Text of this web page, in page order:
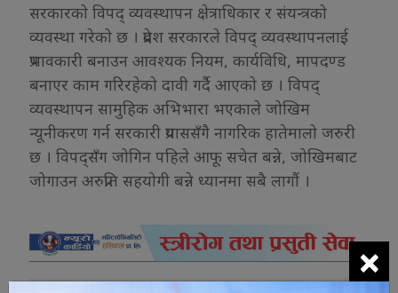
सरकारको विपद् व्यवस्थापन क्षेत्राधिकार र संयन्त्रको
व्यवस्था गरेको छ । प्रदेश सरकारले विपद् व्यवस्थापनलाई
प्रभावकारी बनाउन आवश्यक नियम, कार्यविधि, मापदण्ड
बनाएर काम गरिरहेको दावी गर्दै आएको छ । विपद्
व्यवस्थापन सामुहिक अभिभारा भएकाले जोखिम
न्यूनीकरण गर्न सरकारी प्रयाससँगै नागरिक हातेमालो जरुरी
छ । विपद्सँग जोगिन पहिले आफू सचेत बन्ने, जोखिमबाट
जोगाउन अरुप्रति सहयोगी बन्ने ध्यानमा सबै लागौं ।
×